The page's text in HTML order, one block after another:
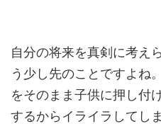
自分の将来を真剣に考え
う少し先のことですよね
をそのまま子供に押し付
するからイライラしてしま